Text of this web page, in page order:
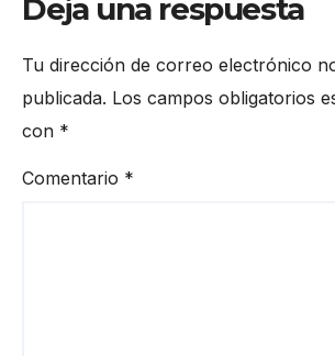
Deja una respuesta
Tu dirección de correo electrónico
publicada. Los campos obligatorios
con *
Comentario *